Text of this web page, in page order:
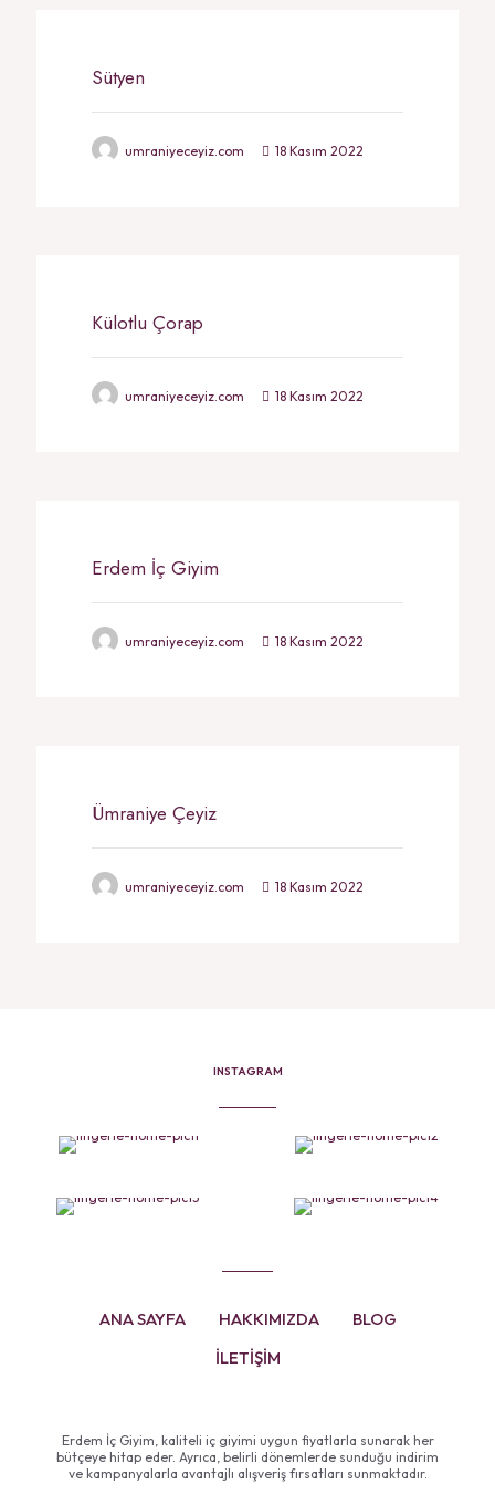
Sütyen
umraniyeceyiz.com 18 Kasım 2022
Külotlu Çorap
umraniyeceyiz.com 18 Kasım 2022
Erdem İç Giyim
umraniyeceyiz.com 18 Kasım 2022
Ümraniye Çeyiz
umraniyeceyiz.com 18 Kasım 2022
INSTAGRAM
ANA SAYFA HAKKIMIZDA
BLOG
İLETİŞİM
Erdem İç Giyim, kaliteli iç giyimi uygun fiyatlarla sunarak her
bütçeye hitap eder. Ayrıca, belirli dönemlerde sunduğu indirim
ve kampanyalarla avantajlı alışveriş fırsatları sunmaktadır.